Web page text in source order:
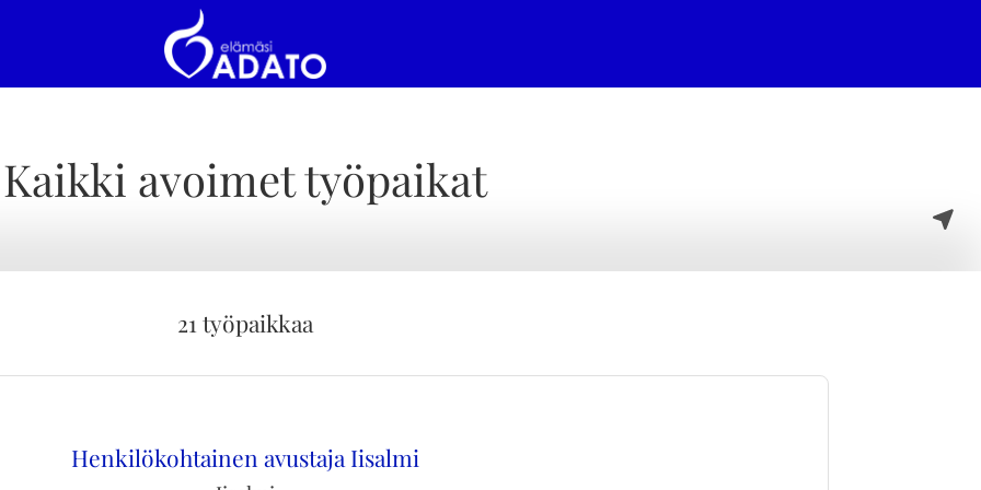
Kaikki avoimet työpaikat
21 työpaikkaa
Henkilökohtainen avustaja Iisalmi